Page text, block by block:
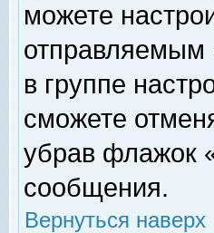
можете
в группе
сможете
убрав флажок
сообщения.
Вернуться наверх